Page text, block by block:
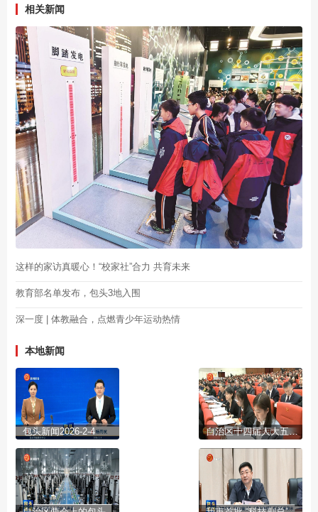
相关新闻
这样的家访真暖心！“校家社”合力 共育未来
教育部名单发布，包头3地入围
深一度 | 体教融合，点燃青少年运动热情
本地新闻
包头新闻2026-2-4 自治区十四届人大五次会议开幕